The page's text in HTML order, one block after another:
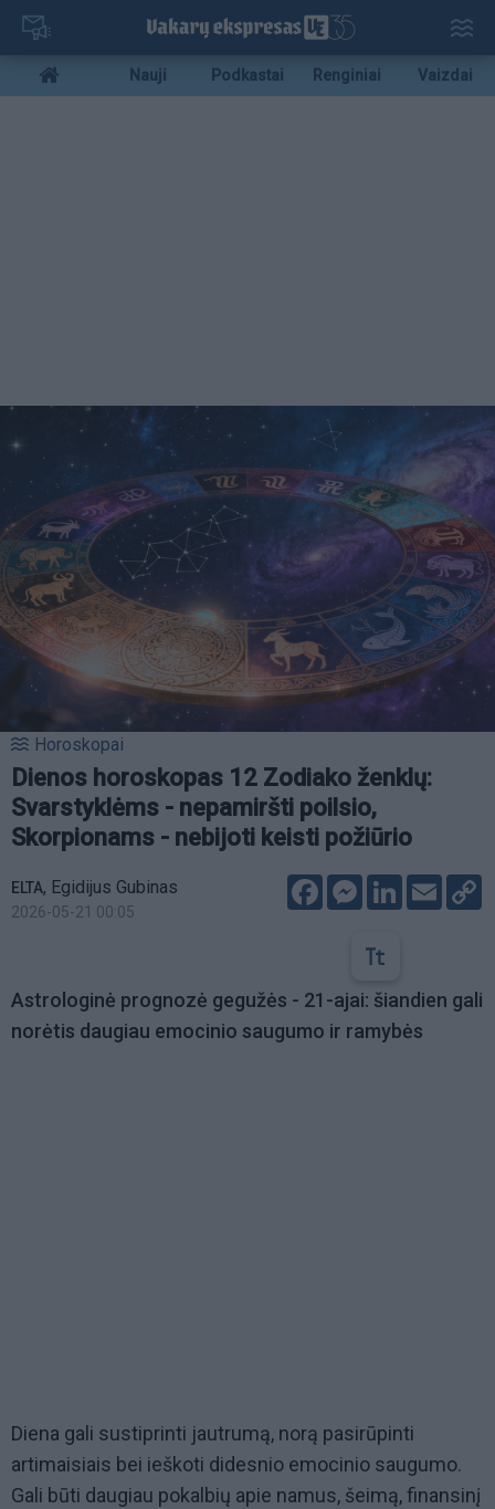
Pereiti
pagrindinį
turinį
Mobile
menu
Nauji Podkastai Renginiai Vaizdai
Horoskopai
Dienos horoskopas 12 Zodiako ženklų:
Svarstyklėms - nepamiršti poilsio,
Skorpionams - nebijoti keisti požiūrio
ELTA, Egidijus Gubinas
2026-05-21 00:05
FacebookMessenger
LinkedIn
Email
Astrologinė prognozė gegužės - 21-ajai: šiandien gali
norėtis daugiau emocinio saugumo ir ramybės
Diena gali sustiprinti jautrumą, norą pasirūpinti
artimaisiais bei ieškoti didesnio emocinio saugumo.
Gali būti daugiau pokalbių apie namus, šeimą, finansinį